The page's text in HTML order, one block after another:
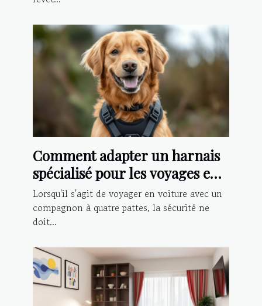
Comment adapter un harnais
spécialisé pour les voyages en
voiture avec votre chien
Lorsqu'il s'agit de voyager en voiture avec un
compagnon à quatre pattes, la sécurité ne
doit...